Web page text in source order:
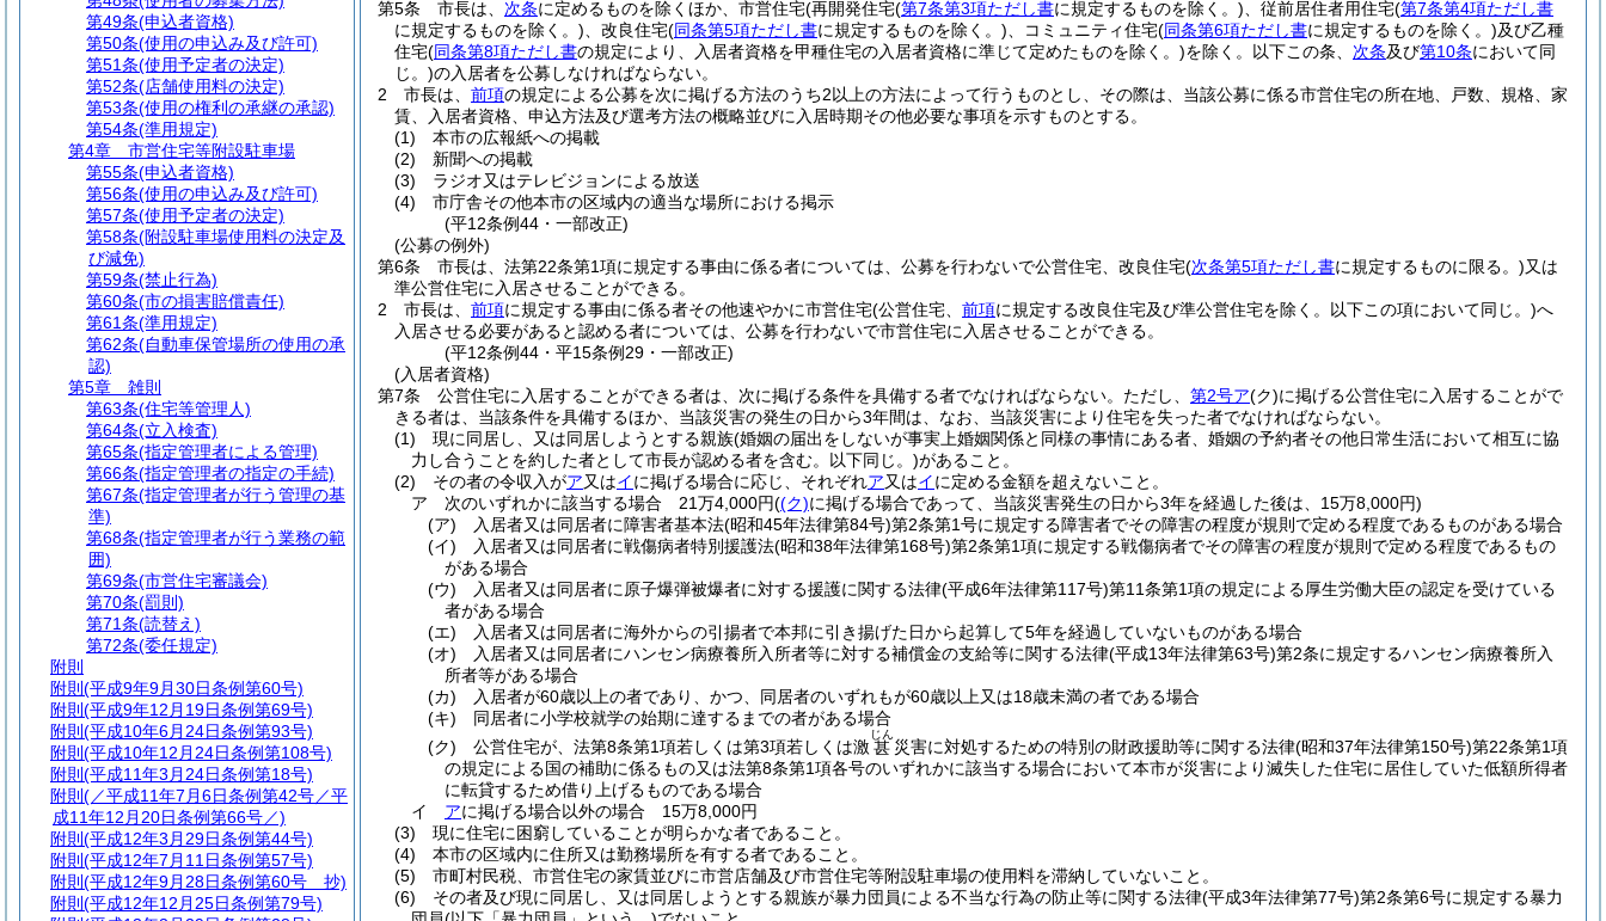
第5条
市長は、 次条に定めるものを除くほか、市営住宅(再開発住宅(第7条第3項ただし書に規定するものを除く。) 、従前居住者用住宅(第7条第4項ただし書
に規定するものを除く。) 、改良住宅(同条第5項ただし書に規定するものを除く。) 、コミュニティ住宅(同条第6項ただし書に規定するものを除く。)及び乙種
住宅(同条第8項ただし書の規定により、入居者資格を甲種住宅の入居者資格に準じて定めたものを除く。)を除く。以下この条、 次条及び第10条において同
じ。)の入居者を公募しなければならない。
2
市長は、 前項の規定による公募を次に掲げる方法のうち2以上の方法によって行うものとし、その際は、当該公募に係る市営住宅の所在地、戸数、規格、家
賃、入居者資格、申込方法及び選考方法の概略並びに入居時期その他必要な事項を示すものとする。
(1)
本市の広報紙への掲載
(2)
新聞への掲載
(3)
ラジオ又はテレビジョンによる放送
(4)
市庁舎その他本市の区域内の適当な場所における掲示
(平12条例44・一部改正)
(公募の例外)
第6条
市長は、法第22条第1項に規定する事由に係る者については、公募を行わないで公営住宅、改良住宅(次条第5項ただし書に規定するものに限る。)又は
準公営住宅に入居させることができる。
2
市長は、 前項に規定する事由に係る者その他速やかに市営住宅(公営住宅、 前項に規定する改良住宅及び準公営住宅を除く。以下この項において同じ。)へ
入居させる必要があると認める者については、公募を行わないで市営住宅に入居させることができる。
(平12条例44・平15条例29・一部改正)
(入居者資格)
第7条
公営住宅に入居することができる者は、次に掲げる条件を具備する者でなければならない。 ただし、 第2号ア(ク)に掲げる公営住宅に入居することがで
きる者は、当該条件を具備するほか、当該災害の発生の日から3年間は、なお、当該災害により住宅を失った者でなければならない。
(1)
現に同居し、又は同居しようとする親族(婚姻の届出をしないが事実上婚姻関係と同様の事情にある者、婚姻の予約者その他日常生活において相互に協
力し合うことを約した者として市長が認める者を含む。以下同じ。)があること。
(2)
その者の令収入がア又はイに掲げる場合に応じ、それぞれア又はイに定める金額を超えないこと。
ア
次のいずれかに該当する場合 21万4,000円((ク)に掲げる場合であって、当該災害発生の日から3年を経過した後は、15万8,000円)
(ア)
入居者又は同居者に障害者基本法(昭和45年法律第84号)第2条第1号に規定する障害者でその障害の程度が規則で定める程度であるものがある場合
(イ)
入居者又は同居者に戦傷病者特別援護法(昭和38年法律第168号)第2条第1項に規定する戦傷病者でその障害の程度が規則で定める程度であるもの
がある場合
(ウ)
入居者又は同居者に原子爆弾被爆者に対する援護に関する法律(平成6年法律第117号)第11条第1項の規定による厚生労働大臣の認定を受けている
者がある場合
(エ)
入居者又は同居者に海外からの引揚者で本邦に引き揚げた日から起算して5年を経過していないものがある場合
(オ)
入居者又は同居者にハンセン病療養所入所者等に対する補償金の支給等に関する法律(平成13年法律第63号)第2条に規定するハンセン病療養所入
所者等がある場合
(カ)
入居者が60歳以上の者であり、かつ、同居者のいずれもが60歳以上又は18歳未満の者である場合
(キ)
同居者に小学校就学の始期に達するまでの者がある場合
(ク)
公営住宅が、法第8条第1項若しくは第3項若しくは激 甚
じん
災害に対処するための特別の財政援助等に関する法律(昭和37年法律第150号)第22条第1項
の規定による国の補助に係るもの又は法第8条第1項各号のいずれかに該当する場合において本市が災害により滅失した住宅に居住していた低額所得者
に転貸するため借り上げるものである場合
イ
アに掲げる場合以外の場合 15万8,000円
(3)
現に住宅に困窮していることが明らかな者であること。
(4)
本市の区域内に住所又は勤務場所を有する者であること。
(5)
市町村民税、市営住宅の家賃並びに市営店舗及び市営住宅等附設駐車場の使用料を滞納していないこと。
(6)
その者及び現に同居し、又は同居しようとする親族が暴力団員による不当な行為の防止等に関する法律(平成3年法律第77号)第2条第6号に規定する暴力
第49条(申込者資格)
第50条(使用の申込み及び許可)
第51条(使用予定者の決定)
第52条(店舗使用料の決定)
第53条(使用の権利の承継の承認)
第54条(準用規定)
第4章
市営住宅等附設駐車場
第55条(申込者資格)
第56条(使用の申込み及び許可)
第57条(使用予定者の決定)
第58条(附設駐車場使用料の決定及
び減免)
第59条(禁止行為)
第60条(市の損害賠償責任)
第61条(準用規定)
第62条(自動車保管場所の使用の承
認)
第5章
雑則
第63条(住宅等管理人)
第64条(立入検査)
第65条(指定管理者による管理)
第66条(指定管理者の指定の手続)
第67条(指定管理者が行う管理の基
準)
第68条(指定管理者が行う業務の範
囲)
第69条(市営住宅審議会)
第70条(罰則)
第71条(読替え)
第72条(委任規定)
附則
附則 (平成9年9月30日条例第60号)
附則 (平成9年12月19日条例第69号)
附則 (平成10年6月24日条例第93号)
附則 (平成10年12月24日条例第108号)
附則 (平成11年3月24日条例第18号)
附則 (／平成11年7月6日条例第42号／平
成11年12月20日条例第66号／)
附則 (平成12年3月29日条例第44号)
附則 (平成12年7月11日条例第57号)
附則 (平成12年9月28日条例第60号 抄)
附則 (平成12年12月25日条例第79号)